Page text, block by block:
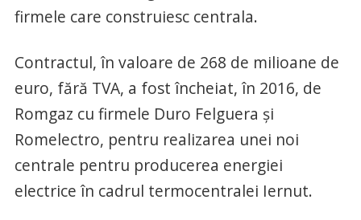
firmele care construiesc centrala.
Contractul, în valoare de 268 de milioane de
euro, fără TVA, a fost încheiat, în 2016, de
Romgaz cu firmele Duro Felguera şi
Romelectro, pentru realizarea unei noi
centrale pentru producerea energiei
electrice în cadrul termocentralei Iernut.